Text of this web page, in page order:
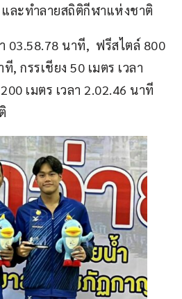
ละทำลายสถิติกีฬาแห่งชาติ
03.58.78 นาที,  ฟรีสไตล์ 800
, กรรเชียง 50 เมตร เวลา
เมตร เวลา 2.02.46 นาที